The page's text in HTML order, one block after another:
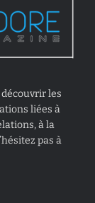
les
liées à
à la
pas à